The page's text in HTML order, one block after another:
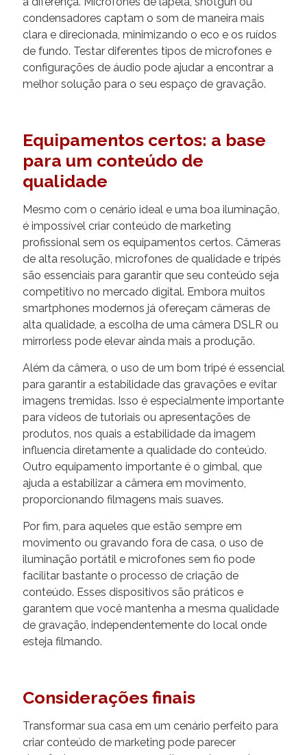
condensadores captam o som de maneira mais
clara e direcionada, minimizando o eco e os ruídos
de fundo. Testar diferentes tipos de microfones e
configurações de áudio pode ajudar a encontrar a
melhor solução para o seu espaço de gravação.
Equipamentos certos: a base
para um conteúdo de
qualidade
Mesmo com o cenário ideal e uma boa iluminação,
é impossível criar conteúdo de marketing
profissional sem os equipamentos certos. Câmeras
de alta resolução, microfones de qualidade e tripés
são essenciais para garantir que seu conteúdo seja
competitivo no mercado digital. Embora muitos
smartphones modernos já ofereçam câmeras de
alta qualidade, a escolha de uma câmera DSLR ou
mirrorless pode elevar ainda mais a produção.
Além da câmera, o uso de um bom tripé é essencial
para garantir a estabilidade das gravações e evitar
imagens tremidas. Isso é especialmente importante
para vídeos de tutoriais ou apresentações de
produtos, nos quais a estabilidade da imagem
influencia diretamente a qualidade do conteúdo.
Outro equipamento importante é o gimbal, que
ajuda a estabilizar a câmera em movimento,
proporcionando filmagens mais suaves.
Por fim, para aqueles que estão sempre em
movimento ou gravando fora de casa, o uso de
iluminação portátil e microfones sem fio pode
facilitar bastante o processo de criação de
conteúdo. Esses dispositivos são práticos e
garantem que você mantenha a mesma qualidade
de gravação, independentemente do local onde
esteja filmando.
Considerações finais
Transformar sua casa em um cenário perfeito para
criar conteúdo de marketing pode parecer